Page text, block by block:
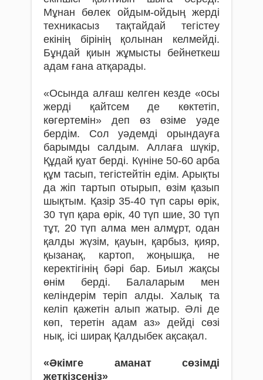
Мұнан бөлек ойдым-ойдың жерді
техникасыз тақтайдай тегістеу
екінің бірінің қолынан келмейді.
Бұндай қиын жұмысты бейнеткеш
адам ғана атқарады.
«Осында алғаш келген кезде «осы
жерді қайтсем де көктетіп,
көгертемін» деп өз өзіме уәде
бердім. Сол уәдемді орындауға
барымды салдым. Аллаға шүкір,
Құдай қуат берді. Күніне 50-60 арба
құм тасып, тегістейтін едім. Арықты
да жіп тартып отырып, өзім қазып
шықтым. Қазір 35-40 түп сары өрік,
30 түп қара өрік, 40 түп шие, 30 түп
тұт, 20 түп алма мен алмұрт, одан
қалды жүзім, қауын, қарбыз, қияр,
қызанақ, картоп, жоңышқа, не
керектігінің бәрі бар. Биыл жақсы
өнім берді. Балаларым мен
келіндерім теріп алды. Халық та
келіп қажетін алып жатыр. Әлі де
көп, теретін адам аз» дейді сөзі
нық, ісі ширақ Қалдыбек ақсақал.
«Әкімге аманат сөзімді
жеткізсеңіз»